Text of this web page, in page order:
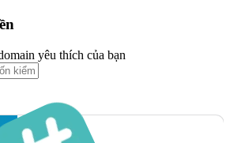
yêu thích của bạn